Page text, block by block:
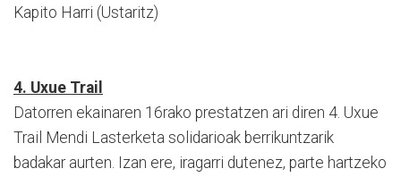
Kapito Harri (Ustaritz)
4. Uxue Trail
Datorren ekainaren 16rako prestatzen ari diren 4. Uxue
Trail Mendi Lasterketa solidarioak berrikuntzarik
badakar aurten. Izan ere, iragarri dutenez, parte hartzeko